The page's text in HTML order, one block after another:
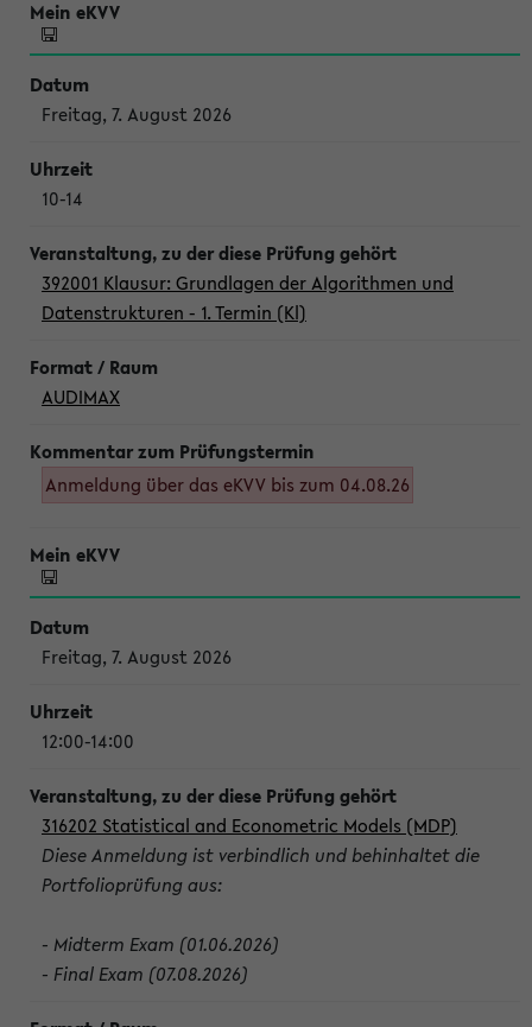
Freitag, 7. August 2026
10-14
392001 Klausur: Grundlagen der Algorithmen und
Datenstrukturen - 1. Termin (Kl)
AUDIMAX
Anmeldung über das eKVV bis zum 04.08.26
Freitag, 7. August 2026
12:00-14:00
316202 Statistical and Econometric Models (MDP)
Diese Anmeldung ist verbindlich und behinhaltet die
Portfolioprüfung aus:
- Midterm Exam (01.06.2026)
- Final Exam (07.08.2026)